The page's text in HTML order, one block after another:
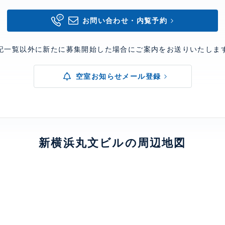
お問い合わせ・内覧予約
一覧以外に新たに募集開始した場合にご案内をお送りいたしま
空室お知らせメール登録
新横浜丸文ビルの周辺地図